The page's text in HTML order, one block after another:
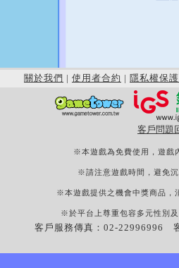
關於我們 | 使用者合約 | 隱私權保護
客戶問題
※本遊戲為免費使用，遊戲
※請注意遊戲時間，避免
※本遊戲提供之機會中獎商品，
※於平台上尊重包容多元性別
客戶服務傳真：02-22996996